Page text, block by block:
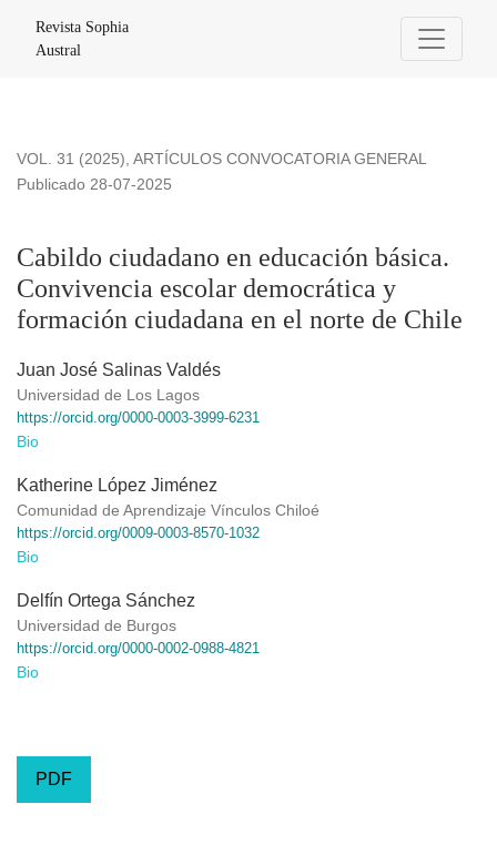
Revista Sophia
Austral
VOL. 31 (2025), ARTÍCULOS CONVOCATORIA GENERAL
Cabildo ciudadano en educación básica.
Convivencia escolar democrática y
formación ciudadana en el norte de Chile
Publicado 28-07-2025
Juan José Salinas Valdés
Universidad de Los Lagos
https://orcid.org/0000-0003-3999-6231
Bio
Katherine López Jiménez
Comunidad de Aprendizaje Vínculos Chiloé
https://orcid.org/0009-0003-8570-1032
Bio
Delfín Ortega Sánchez
Universidad de Burgos
https://orcid.org/0000-0002-0988-4821
Bio
PDF